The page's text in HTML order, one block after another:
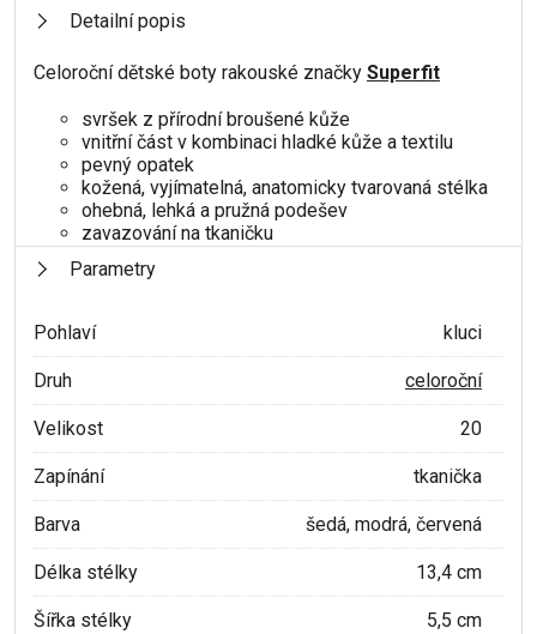
Detailní popis
Celoroční dětské boty rakouské značky Superfit
svršek z přírodní broušené kůže
vnitřní část v kombinaci hladké kůže a textilu
pevný opatek
kožená, vyjímatelná, anatomicky tvarovaná stélka
ohebná, lehká a pružná podešev
zavazování na tkaničku
Parametry
Pohlaví kluci
Druh celoroční
Velikost 20
Zapínání tkanička
Barva šedá, modrá, červená
Délka stélky 13,4 cm
Šířka stélky 5,5 cm